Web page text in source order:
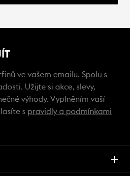
ve vašem emailu. Spolu s
Užijte si akce, slevy,
výhody. Vyplněním vaší
s pravidly a podmínkami